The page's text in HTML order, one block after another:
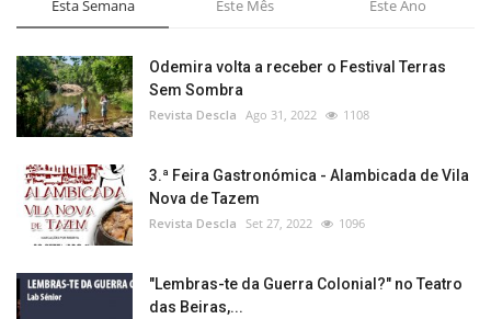
Esta Semana Este Mês Este Ano
Odemira volta a receber o Festival Terras
Sem Sombra
Revista Descla Ago 31, 2022 1108
3.ª Feira Gastronómica - Alambicada de Vila
Nova de Tazem
Revista Descla Set 27, 2022 1096
"Lembras-te da Guerra Colonial?" no Teatro
das Beiras,...